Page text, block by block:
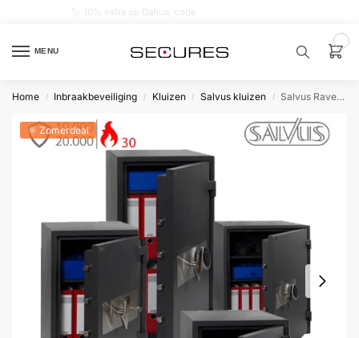
MENU
product…
samenstellen
Alarm
Home / Inbraakbeveiliging / Kluizen / Salvus kluizen / Salvus Ravenna
🌞 Zomerdeal